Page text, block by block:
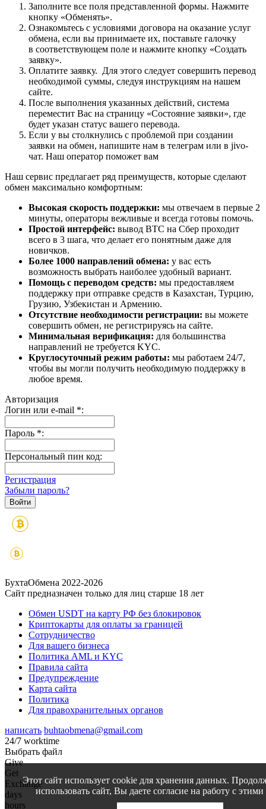
Заполните все поля представленной формы. Нажмите
кнопку «Обменять».
Ознакомьтесь с условиями договора на оказание услуг
обмена, если вы принимаете их, поставьте галочку
в соответствующем поле и нажмите кнопку «Создать
заявку».
Оплатите заявку. Для этого следует совершить перевод
необходимой суммы, следуя инструкциям на нашем
сайте.
После выполнения указанных действий, система
переместит Вас на страницу «Состояние заявки», где
будет указан статус вашего перевода.
Если у вы столкнулись с проблемой при создании
заявки на обмен, напишите нам в телеграм или в jivo-
чат. Наш оператор поможет вам
Наш сервис предлагает ряд преимуществ, которые сделают
обмен максимально комфортным:
Высокая скорость поддержки: мы отвечаем в первые 2
минуты, операторы вежливые и всегда готовы помочь.
Простой интерфейс: вывод BTC на Сбер проходит
всего в 3 шага, что делает его понятным даже для
новичков.
Более 1000 направлений обмена: у вас есть
возможность выбрать наиболее удобный вариант.
Помощь с переводом средств: мы предоставляем
поддержку при отправке средств в Казахстан, Турцию,
Грузию, Узбекистан и Армению.
Отсутствие необходимости регистрации: вы можете
совершить обмен, не регистрируясь на сайте.
Минимальная верификация: для большинства
направлений не требуется KYC.
Круглосуточный режим работы: мы работаем 24/7,
чтобы вы могли получить необходимую поддержку в
любое время.
Авторизация
Логин или e-mail *:
Пароль *:
Персональный пин код:
Регистрация
Забыли пароль?
БухтаОбмена 2022-2026
Сайт предназначен только для лиц старше 18 лет
Обмен USDT на карту РФ без блокировок
Криптокарты для оплаты за границей
Сотрудничество
Для вашего бизнеса
Политика AML и KYC
Правила сайта
Предупреждение
Карта сайта
Политика
Для правохранительных органов
написать buhtaobmena@gmail.com
24/7 worktime
Выбрать файл
Give
Get
Exchange
days
hours
Этот сайт использует cookie для хранения данных.
использовать сайт, Вы даете согласие на работу с этими